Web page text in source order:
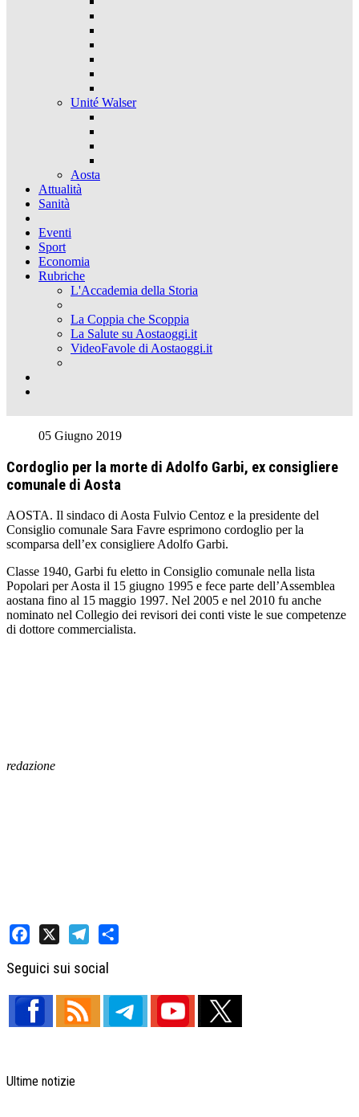
Unité Walser
Aosta
Attualità
Sanità
Eventi
Sport
Economia
Rubriche
L'Accademia della Storia
La Coppia che Scoppia
La Salute su Aostaoggi.it
VideoFavole di Aostaoggi.it
05 Giugno 2019
Cordoglio per la morte di Adolfo Garbi, ex consigliere
comunale di Aosta
AOSTA. Il sindaco di Aosta Fulvio Centoz e la presidente del
Consiglio comunale Sara Favre esprimono cordoglio per la
scomparsa dell’ex consigliere Adolfo Garbi.
Classe 1940, Garbi fu eletto in Consiglio comunale nella lista
Popolari per Aosta il 15 giugno 1995 e fece parte dell’Assemblea
aostana fino al 15 maggio 1997. Nel 2005 e nel 2010 fu anche
nominato nel Collegio dei revisori dei conti viste le sue competenze
di dottore commercialista.
redazione
Seguici sui social
Ultime notizie